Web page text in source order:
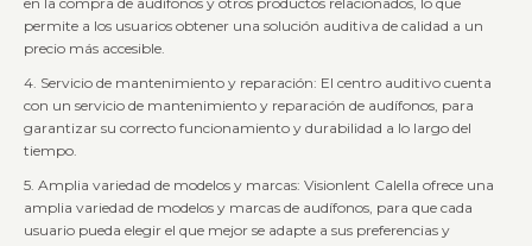
permite a los usuarios obtener una solución auditiva de calidad a un
precio más accesible.
4. Servicio de mantenimiento y reparación: El centro auditivo cuenta
con un servicio de mantenimiento y reparación de audífonos, para
garantizar su correcto funcionamiento y durabilidad a lo largo del
tiempo.
5. Amplia variedad de modelos y marcas: Visionlent Calella ofrece una
amplia variedad de modelos y marcas de audífonos, para que cada
usuario pueda elegir el que mejor se adapte a sus preferencias y